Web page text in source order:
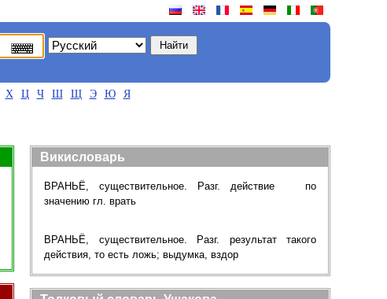
Х Ц Ч Ш Щ Э Ю Я
Викисловарь
ВРАНЬЁ, существительное. Разг. действие по
значению гл. врать
ВРАНЬЁ, существительное. Разг. результат такого
действия, то есть ложь; выдумка, вздор